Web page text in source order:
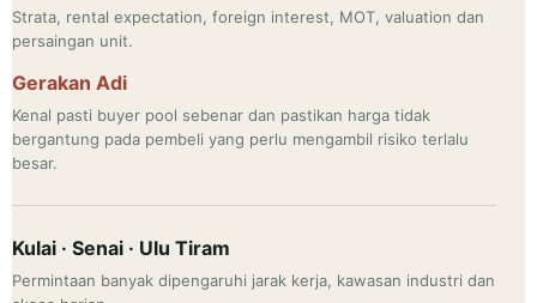
Strata, rental expectation, foreign interest, MOT, valuation dan
persaingan unit.
Gerakan Adi
Kenal pasti buyer pool sebenar dan pastikan harga tidak
bergantung pada pembeli yang perlu mengambil risiko terlalu
besar.
Kulai · Senai · Ulu Tiram
Permintaan banyak dipengaruhi jarak kerja, kawasan industri dan